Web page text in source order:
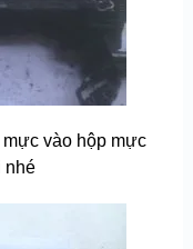
vào hộp mực
nhé